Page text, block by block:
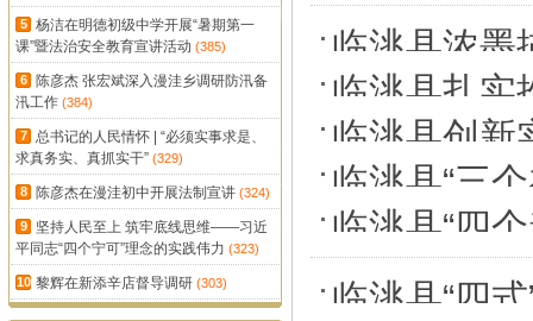
5
杨洁在明德初级中学开展“暑期第一
课”暨法治安全教育宣讲活动 (385)
6
陈彦杰 张宏斌深入漫洼乡调研防汛备
汛工作 (384)
7
总书记的人民情怀 | “必须实事求是、
求真务实、真抓实干” (329)
8 陈彦杰在漫洼初中开展法制宣讲 (324)
9
坚持人民至上 筑牢底线思维——习近
平同志“四个宁可”理念的实践伟力 (323)
10 黎辉在新添辛店督导调研 (303)
临洮县浓墨
临洮县扎实
临洮县创新
临洮县“三
临洮县“四
临洮县“四